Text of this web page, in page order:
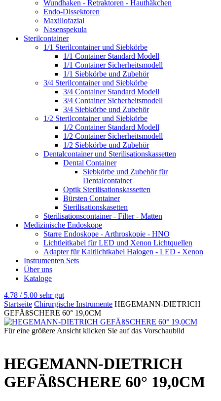
Wundhaken - Retraktoren - Hauthäkchen
Endo-Dissektoren
Maxillofazial
Nasenspekula
Sterilcontainer
1/1 Sterilcontainer und Siebkörbe
1/1 Container Standard Modell
1/1 Container Sicherheitsmodell
1/1 Siebkörbe und Zubehör
3/4 Sterilcontainer und Siebkörbe
3/4 Container Standard Modell
3/4 Container Sicherheitsmodell
3/4 Siebkörbe und Zubehör
1/2 Sterilcontainer und Siebkörbe
1/2 Container Standard Modell
1/2 Container Sicherheitsmodell
1/2 Siebkörbe und Zubehör
Dentalcontainer und Sterilisationskassetten
Dental Container
Siebkörbe und Zubehör für
Dentalcontainer
Optik Sterilisationskassetten
Bürsten Container
Sterilisationskasetten
Sterilisationscontainer - Filter - Matten
Medizinische Endoskope
Starre Endoskope - Arthroskopie - HNO
Lichtleitkabel für LED und Xenon Lichtquellen
Adapter für Kaltlichtkabel Halogen - LED - Xenon
Instrumenten Sets
Über uns
Kataloge
4.78 / 5.00 sehr gut
Startseite Chirurgische Instrumente HEGEMANN-DIETRICH
GEFÄßSCHERE 60° 19,0CM
Für eine größere Ansicht klicken Sie auf das Vorschaubild
HEGEMANN-DIETRICH
GEFÄßSCHERE 60° 19,0CM